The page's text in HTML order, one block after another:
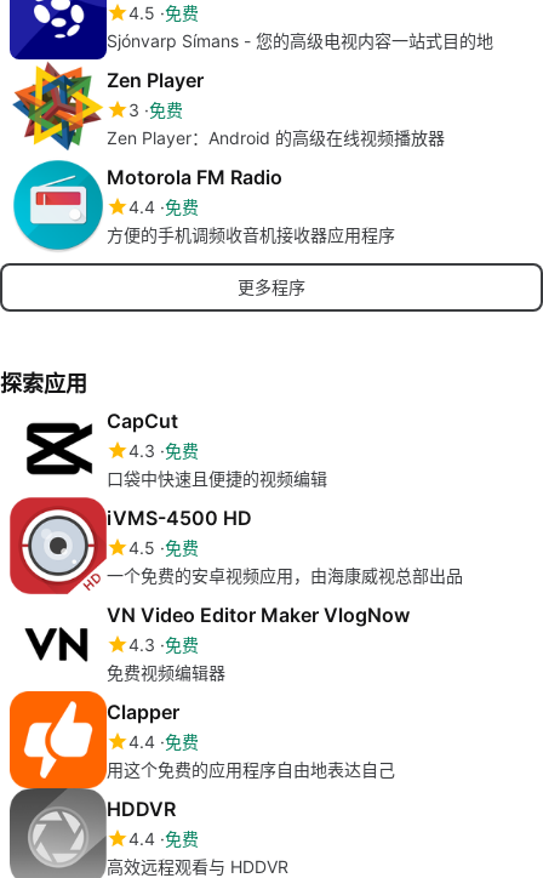
4.5 免费
Sjónvarp Símans - 您的高级电视内容一站式目的地
Zen Player
3 免费
Zen Player：Android 的高级在线视频播放器
Motorola FM Radio
4.4 免费
方便的手机调频收音机接收器应用程序
更多程序
探索应用
CapCut
4.3 免费
口袋中快速且便捷的视频编辑
iVMS-4500 HD
4.5 免费
一个免费的安卓视频应用，由海康威视总部出品
VN Video Editor Maker VlogNow
4.3 免费
免费视频编辑器
Clapper
4.4 免费
用这个免费的应用程序自由地表达自己
HDDVR
4.4 免费
高效远程观看与 HDDVR